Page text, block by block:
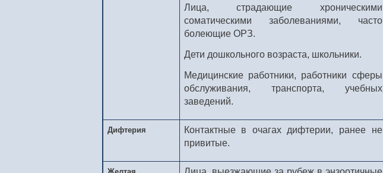
Лица, страдающие хроническими
соматическими заболеваниями, часто
болеющие ОРЗ.
Дети дошкольного возраста, школьники.
Медицинские работники, работники сферы
обслуживания, транспорта, учебных
заведений.
Дифтерия
Контактные в очагах дифтерии, ранее не
привитые.